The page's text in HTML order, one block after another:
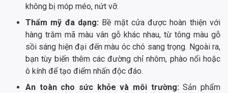
không bị móp méo, nứt vỡ.
Thẩm mỹ đa dạng: Bề mặt cửa được hoàn thiện với
hàng trăm mã màu vân gỗ khác nhau, từ tông màu gỗ
sồi sáng hiện đại đến màu óc chó sang trọng. Ngoài ra,
bạn tùy biến thêm các đường chỉ nhôm, phào nổi hoặc
ô kính để tạo điểm nhấn độc đáo.
An toàn cho sức khỏe và môi trường:Sản phẩm